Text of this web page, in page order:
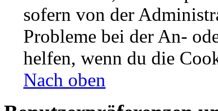
sofern von der
Probleme bei der An-
helfen, wenn du die
Nach oben